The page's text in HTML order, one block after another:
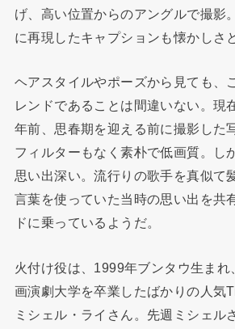
げ、高い位置からのアングルで撮影
に再現したキャプションも懐かしさ
ヘアスタイルやポーズから見ても、
レンドであることは間違いない。現
年前、思春期を迎える前に撮影した
フィルターもなく素朴で低画質。し
思い出深い。流行りの歌手を真似て
言葉を使っていた当時の思い出を共
ドに乗っているようだ。
火付け役は、1999年ブンタウ生まれ
画演劇大学を卒業したばかりの人気
ミシェル・ライさん。先週ミシェル